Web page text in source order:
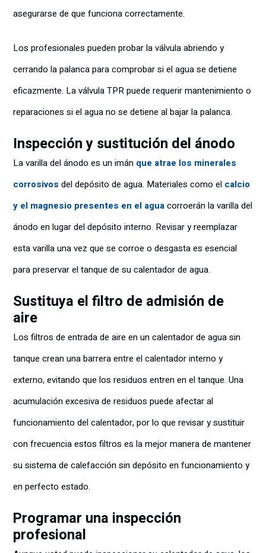
asegurarse de que funciona correctamente.
Los profesionales pueden probar la válvula abriendo y
cerrando la palanca para comprobar si el agua se detiene
eficazmente. La válvula TPR puede requerir mantenimiento o
reparaciones si el agua no se detiene al bajar la palanca.
Inspección y sustitución del ánodo
La varilla del ánodo es un imán que atrae los minerales
corrosivos del depósito de agua. Materiales como el calcio
y el magnesio presentes en el aguacorroerán la varilla del
ánodo en lugar del depósito interno. Revisar y reemplazar
esta varilla una vez que se corroe o desgasta es esencial
para preservar el tanque de su calentador de agua.
Sustituya el filtro de admisión de
aire
Los filtros de entrada de aire en un calentador de agua sin
tanque crean una barrera entre el calentador interno y
externo, evitando que los residuos entren en el tanque. Una
acumulación excesiva de residuos puede afectar al
funcionamiento del calentador, por lo que revisar y sustituir
con frecuencia estos filtros es la mejor manera de mantener
su sistema de calefacción sin depósito en funcionamiento y
en perfecto estado.
Programar una inspección
profesional